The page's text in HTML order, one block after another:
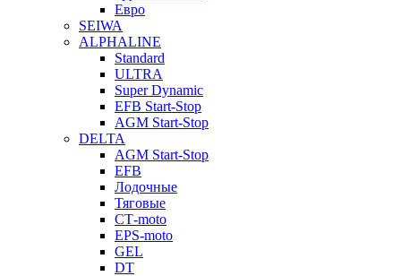
Евро
SEIWA
ALPHALINE
Standard
ULTRA
Super Dynamic
EFB Start-Stop
AGM Start-Stop
DELTA
AGM Start-Stop
EFB
Лодочные
Тяговые
СТ-moto
EPS-moto
GEL
DT